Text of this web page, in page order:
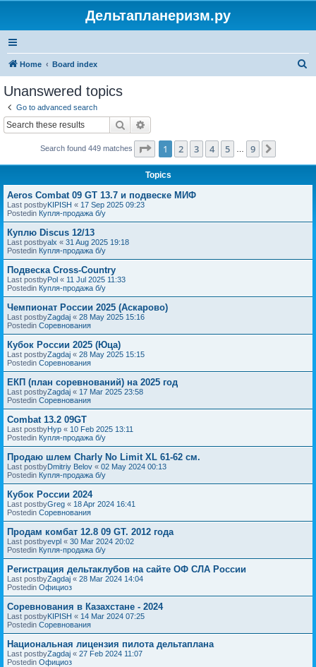
Дельтапланеризм.ру
Home Board index
Unanswered topics
Go to advanced search
Search
Search found 449 matches Page 1of 9
1 2 3 4 5 9
Topics
Aeros Combat 09 GT 13.7 и подвеске МИФ
Last postbyKIPISH « 17 Sep 2025 09:23
Postedin Купля-продажа б/у
Куплю Discus 12/13
Last postbyalx « 31 Aug 2025 19:18
Postedin Купля-продажа б/у
Подвеска Cross-Country
Last postbyPol « 11 Jul 2025 11:33
Postedin Купля-продажа б/у
Чемпионат России 2025 (Аскарово)
Last postbyZagdaj « 28 May 2025 15:16
Postedin Соревнования
Кубок России 2025 (Юца)
Last postbyZagdaj « 28 May 2025 15:15
Postedin Соревнования
ЕКП (план соревнований) на 2025 год
Last postbyZagdaj « 17 Mar 2025 23:58
Postedin Соревнования
Combat 13.2 09GT
Last postbyНур « 10 Feb 2025 13:11
Postedin Купля-продажа б/у
Продаю шлем Charly No Limit XL 61-62 см.
Last postbyDmitriy Belov « 02 May 2024 00:13
Postedin Купля-продажа б/у
Кубок России 2024
Last postbyGreg « 18 Apr 2024 16:41
Postedin Соревнования
Продам комбат 12.8 09 GT. 2012 года
Last postbyevpl « 30 Mar 2024 20:02
Postedin Купля-продажа б/у
Регистрация дельтаклубов на сайте ОФ СЛА России
Last postbyZagdaj « 28 Mar 2024 14:04
Postedin Официоз
Соревнования в Казахстане - 2024
Last postbyKIPISH « 14 Mar 2024 07:25
Postedin Соревнования
Национальная лицензия пилота дельтаплана
Last postbyZagdaj « 27 Feb 2024 11:07
Postedin Официоз